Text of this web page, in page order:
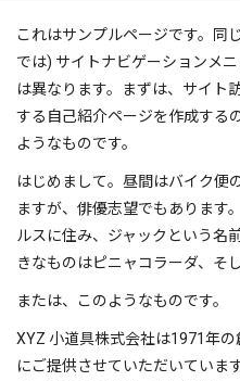
これはサンプルページです。同
では) サイトナビゲーションメ
は異なります。まずは、サイト
する自己紹介ページを作成する
ようなものです。
はじめまして。昼間はバイク便
ますが、俳優志望でもあります
ルスに住み、ジャックという名
きなものはピニャコラーダ、そ
または、このようなものです。
XYZ 小道具株式会社は1971年
にご提供させていただいていま